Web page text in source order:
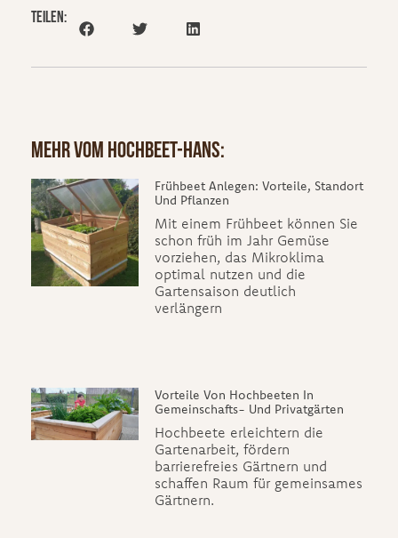
Teilen:
Mehr Vom Hochbeet-Hans:
Frühbeet Anlegen: Vorteile, Standort
Und Pflanzen
Mit einem Frühbeet können Sie
schon früh im Jahr Gemüse
vorziehen, das Mikroklima
optimal nutzen und die
Gartensaison deutlich
verlängern
Vorteile Von Hochbeeten In
Gemeinschafts- Und Privatgärten
Hochbeete erleichtern die
Gartenarbeit, fördern
barrierefreies Gärtnern und
schaffen Raum für gemeinsames
Gärtnern.